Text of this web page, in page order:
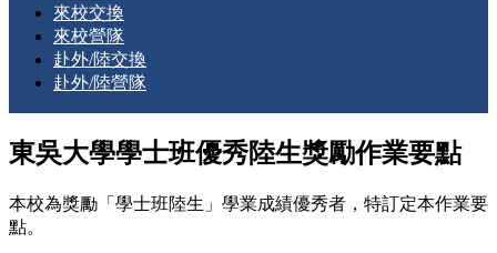
來校交換
來校營隊
赴外/陸交換
赴外/陸營隊
東吳大學學士班優秀陸生獎勵作業要點
本校為獎勵「學士班陸生」學業成績優秀者，特訂定本作業要
點。